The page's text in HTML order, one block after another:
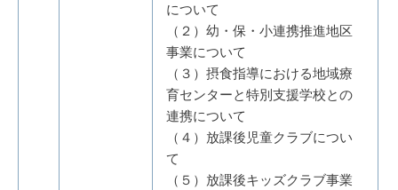
について
（２）幼・保・小連携推進地区
事業について
（３）摂食指導における地域療
育センターと特別支援学校との
連携について
（４）放課後児童クラブについ
て
（５）放課後キッズクラブ事業